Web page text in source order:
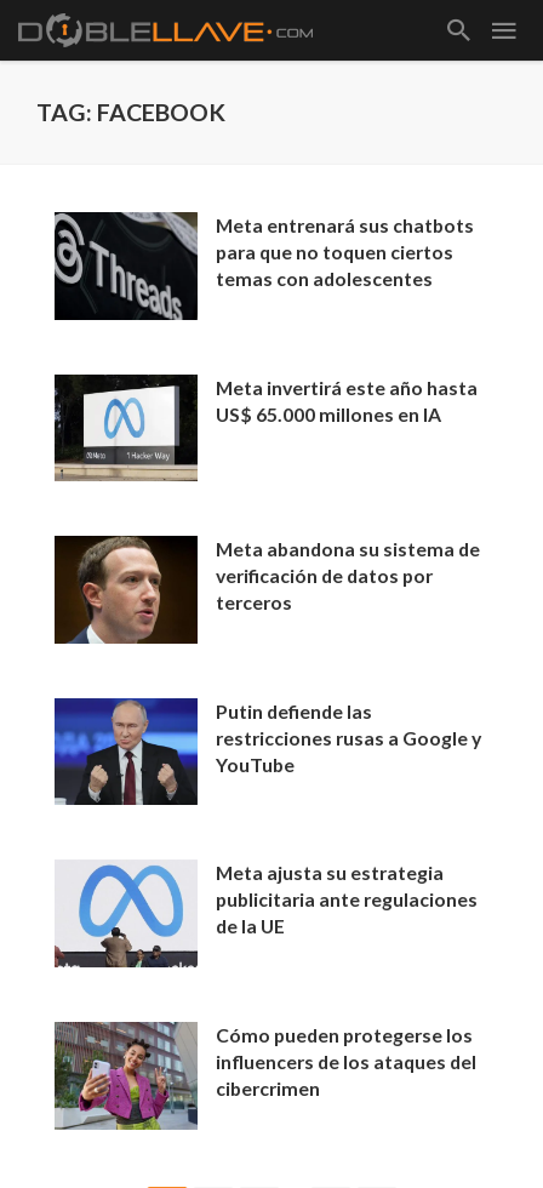
TAG: FACEBOOK
Meta entrenará sus chatbots
para que no toquen ciertos
temas con adolescentes
Meta invertirá este año hasta
US$ 65.000 millones en IA
Meta abandona su sistema de
verificación de datos por
terceros
Putin defiende las
restricciones rusas a Google y
YouTube
Meta ajusta su estrategia
publicitaria ante regulaciones
de la UE
Cómo pueden protegerse los
influencers de los ataques del
cibercrimen